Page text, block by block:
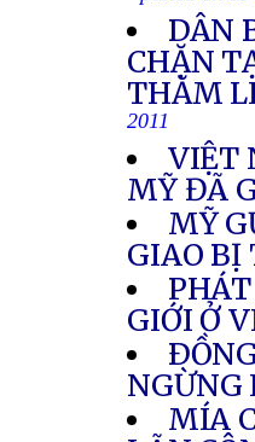
DÂN
CHẶN
THĂM
2011
VIỆT
MỸ ĐÃ
MỸ
GIAO BỊ
GIỚI Ở
NGỪNG
MÍA